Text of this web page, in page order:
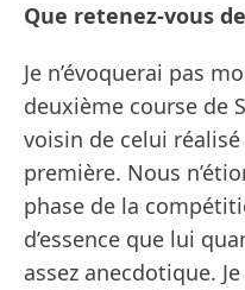
Que retenez-vous
Je n’évoquerai pas
deuxième course de
voisin de celui
première. Nous
phase de la
d’essence que lui
assez anecdotique.